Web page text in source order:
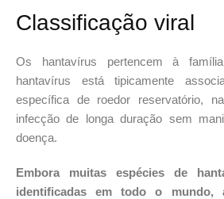
Classificação viral
Os hantavírus pertencem à
hantavírus está tipicamente
específica de roedor reservatório,
infecção de longa duração sem
doença.
Embora muitas espécies de
identificadas em todo o mundo,